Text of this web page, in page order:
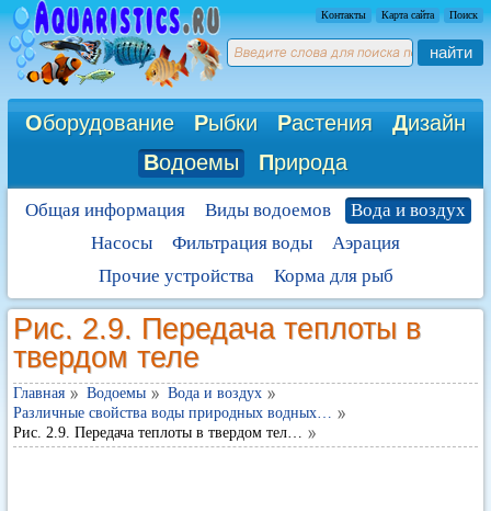
Контакты Карта сайта Поиск
найти
Оборудование Рыбки Растения Дизайн
Водоемы Природа
Общая информация Виды водоемов
Вода и воздух
Насосы
Фильтрация воды
Аэрация
Прочие устройства
Корма для рыб
Рис. 2.9. Передача теплоты в
твердом теле
Главная Водоемы
Вода и воздух
Различные свойства воды природных водных…
Рис. 2.9. Передача теплоты в твердом тел…